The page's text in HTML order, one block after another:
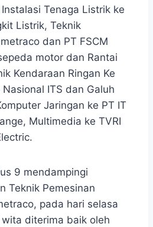
Tenaga Listrik ke
Listrik, Teknik
dan PT FSCM
motor dan Rantai
Kendaraan Ringan Ke
ITS dan Galuh
Jaringan ke PT IT
Multimedia ke TVRI
9 mendampingi
Teknik Pemesinan
pada hari selasa
diterima baik oleh